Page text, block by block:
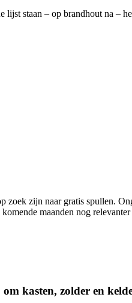
staan – op brandhout na –
zoek zijn naar gratis spullen.
maanden nog
kasten, zolder en